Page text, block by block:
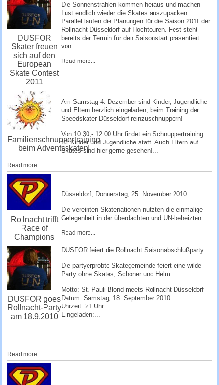
DUSFOR
Skater freuen
sich auf den
European
Skate Contest
2011
Die Sonnenstrahlen kommen heraus und machen
Lust endlich wieder die Skates auszupacken.
Parallel laufen die Planungen für die Saison 2011 der
Rollnacht Düsseldorf auf Hochtouren. Fest steht
bereits der Termin für den Saisonstart präsentiert
von...
Read more...
Familienschnuppertraining
beim Adventsskaten!
Am Samstag 4. Dezember sind Kinder, Jugendliche
und Eltern herzlich eingeladen, beim Training der
Speedskater Düsseldorf reinzuschnuppe­rn!
Von 10.30 - 12.00 Uhr findet ein Schnuppertraining
für Kinder und Jugendliche statt. Auch Eltern auf
Skates sind hier gerne gesehen!...
Read more...
Rollnacht trifft
Race of
Champions
Düsseldorf, ­Donnerstag, 25. November 2010 ­
Die vereinten Skatenationen nutzten die einmalige
Gelegenheit in der überdachten und UN-beheizten...
Read more...
DUSFOR goes
Rollnacht-Party
am 18.9.2010
DUSFOR feiert die Rollnacht Saisonabschlußparty
Die partyerprobte Skategemeinde feiert eine wilde
Party ohne Skates, Schoner und Helm.
Motto: St. Pauli Blond meets Rollnacht Düsseldorf
Datum: Samstag, 18. September 2010
Uhrzeit: 21 Uhr
Eingeladen:...
Read more...